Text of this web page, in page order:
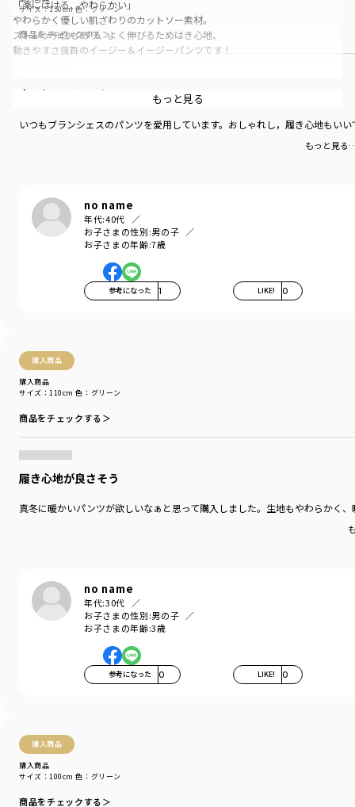
サイズ：150cm 色：グリーン
商品をチェックする＞
息子気に入りです
いつもブランシェスのパンツを愛用しています。おしゃれし，履き心地もい
もっと見る
no name
年代:40代
お子さまの性別:男の子
お子さまの年齢:7歳
参考になった 1 LIKE! 0
購入商品
購入商品
サイズ：110cm 色：グリーン
商品をチェックする＞
履き心地が良さそう
真冬に暖かいパンツが欲しいなぁと思って購入しました。生地もやわらかく
no name
年代:30代
お子さまの性別:男の子
お子さまの年齢:3歳
参考になった 0 LIKE! 0
購入商品
購入商品
サイズ：100cm 色：グリーン
商品をチェックする＞
「楽にはける、やわらかい」
やわらかく優しい肌ざわりのカットソー素材。
ストレッチ性もあり、よく伸びるためはき心地、
動きやすさ抜群のイージー＆イージーパンツです！
内側にほどよいライト起毛を施した
カットパンツのやわらかさを
併せ持つ素材です。
通園・通学から週末まで
1週間毎日使える万能パンツ！
ブランド
シーズン
カテゴリ
／ ボトムス
カラー
／ブラック
もっと見る